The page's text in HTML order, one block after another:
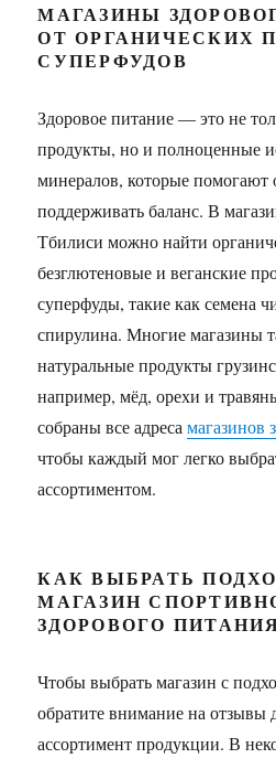
МАГАЗИНЫ
ОТ ОРГАНИЧЕСКИХ
СУПЕРФУДОВ
Здоровое питание — это не
продукты, но и полноценные
минералов, которые помогают
поддерживать баланс. В
Тбилиси можно найти
безглютеновые и веганские
суперфуды, такие как семена
спирулина. Многие магазины
натуральные продукты
например, мёд, орехи и
собраны все адресамагазинов
чтобы каждый мог легко
ассортиментом.
КАК ВЫБРАТЬ
МАГАЗИН
ЗДОРОВОГО
Чтобы выбрать магазин с
обратите внимание на отзывы
ассортимент продукции. В